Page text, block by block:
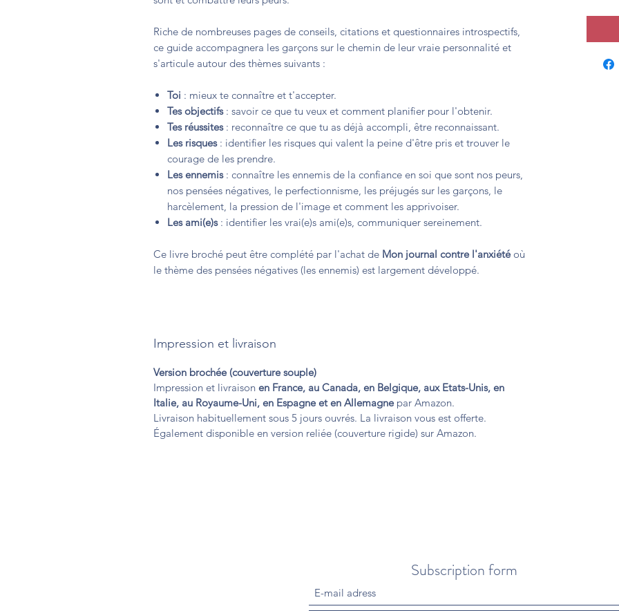
Riche de nombreuses pages de conseils, citations et questionnaires introspectifs,
ce guide accompagnera les garçons sur le chemin de leur vraie personnalité et
s'articule autour des thèmes suivants :
Toi : mieux te connaître et t'accepter.
Tes objectifs: savoir ce que tu veux et comment planifier pour l'obtenir.
Tes réussites: reconnaître ce que tu as déjà accompli, être reconnaissant.
Les risques: identifier les risques qui valent la peine d'être pris et trouver le
courage de les prendre.
Les ennemis: connaître les ennemis de la confiance en soi que sont nos peurs,
nos pensées négatives, le perfectionnisme, les préjugés sur les garçons, le
harcèlement, la pression de l'image et comment les apprivoiser.
Les ami(e)s: identifier les vrai(e)s ami(e)s, communiquer sereinement.
Ce livre broché peut être complété par l'achat de Mon journal contre l'anxiétéoù
le thème des pensées négatives (les ennemis) est largement développé.
Impression et livraison
Version brochée (couverture souple)
Impression et livraison en France, au Canada, en Belgique, aux Etats-Unis, en
Italie, au Royaume-Uni, en Espagne et en Allemagnepar Amazon.
Livraison habituellement sous 5 jours ouvrés. La livraison vous est offerte.
Également disponible en version reliée (couverture rigide) sur Amazon.
Subscription form